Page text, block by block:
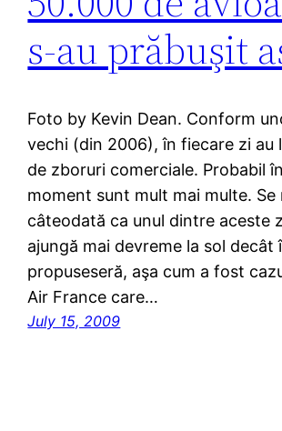
s-au prăbuşit
Foto by Kevin Dean. Conform
vechi (din 2006), în fiecare zi au
de zboruri comerciale. Probabil
moment sunt mult mai multe. Se
câteodată ca unul dintre aceste
ajungă mai devreme la sol decât
propuseseră, aşa cum a fost
Air France care…
July 15, 2009